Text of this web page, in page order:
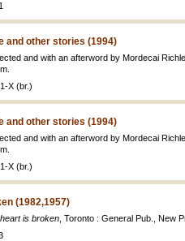
and other stories (1994)
and with an afterword by Mordecai
X (br.)
and other stories (1994)
and with an afterword by Mordecai
X (br.)
(1982,1957)
is broken , Toronto : General Pub., New